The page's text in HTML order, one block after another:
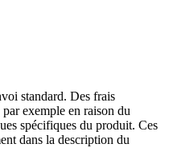
standard. Des frais
exemple en raison du
spécifiques du produit. Ces
dans la description du